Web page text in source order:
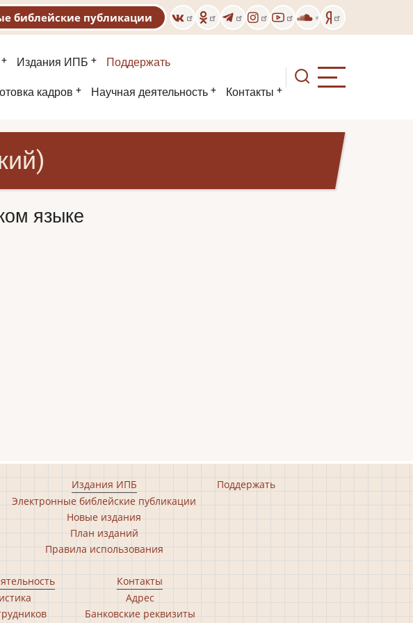
библейские публикации
Издания ИПБ Поддержать
кадров Научная деятельность Контакты
языке
Издания ИПБ
Электронные библейские публикации
Новые издания
План изданий
Правила использования
Поддержать
Контакты
Адрес
Банковские реквизиты